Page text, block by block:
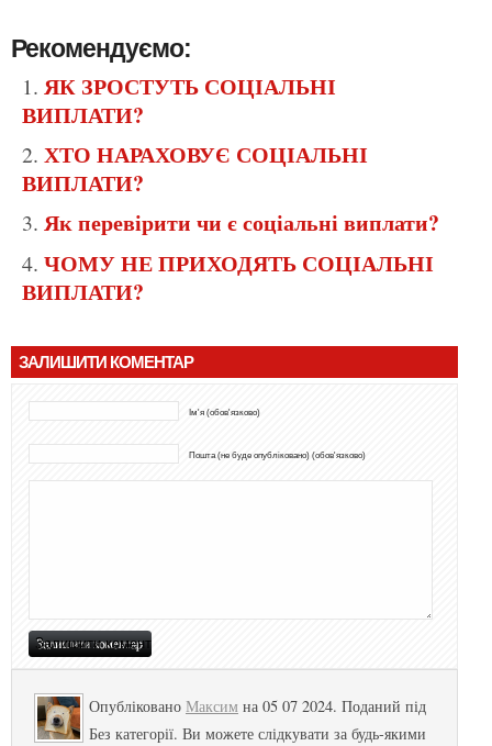
Рекомендуємо:
ЯК ЗРОСТУТЬ СОЦІАЛЬНІ
ВИПЛАТИ?
ХТО НАРАХОВУЄ СОЦІАЛЬНІ
ВИПЛАТИ?
Як перевірити чи є соціальні виплати?
ЧОМУ НЕ ПРИХОДЯТЬ СОЦІАЛЬНІ
ВИПЛАТИ?
ЗАЛИШИТИ КОМЕНТАР
Ім'я (обов'язково)
Пошта (не буде опубліковано) (обов'язково)
Опубліковано Максим на 05 07 2024. Поданий під
Без категорії. Ви можете слідкувати за будь-якими